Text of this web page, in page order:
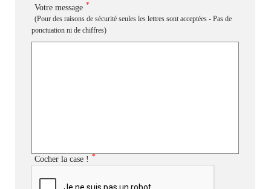
Votre message *
(Pour des raisons de sécurité seules les lettres sont acceptées - Pas de
ponctuation ni de chiffres)
Cocher la case ! *